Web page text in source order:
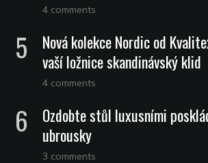
4 comments
Nová kolekce Nordic od
vaší ložnice skandinávský klid
4 comments
Ozdobte stůl luxusními
ubrousky
3 comments